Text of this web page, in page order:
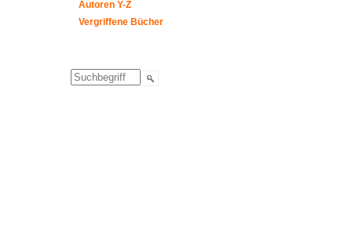
Autoren Y-Z
Vergriffene Bücher